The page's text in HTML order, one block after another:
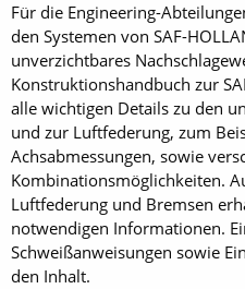
Für die Engineering-
den Systemen von SAF-
unverzichtbares
Konstruktionshandbuch zur
alle wichtigen Details zu den
und zur Luftfederung, zum
Achsabmessungen, sowie
Kombinationsmöglichkeiten.
Luftfederung und Bremsen
notwendigen Informationen.
Schweißanweisungen sowie
den Inhalt.